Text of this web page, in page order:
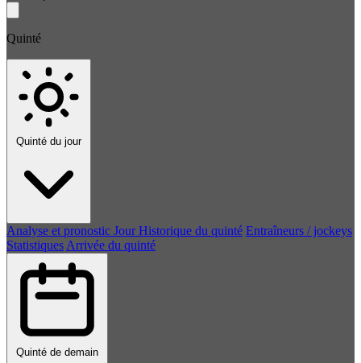
Quinté
Quinté du jour
Analyse et pronostic Jour Historique du quinté Entraîneurs / jockeys
Statistiques Arrivée du quinté
Quinté de demain